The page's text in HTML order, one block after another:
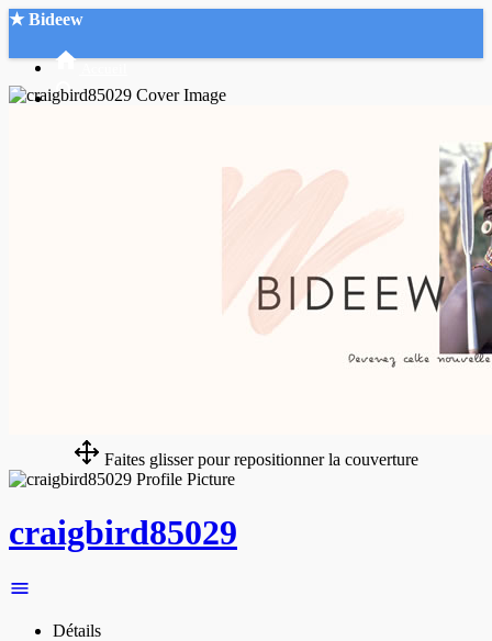
★ Bideew
Faites glisser pour repositionner la couverture
craigbird85029
Détails